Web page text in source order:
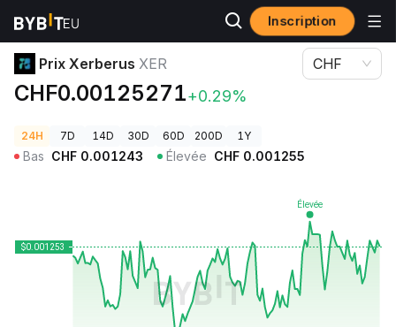
Inscription
Prix des cryptos
Prix Xerberus XER
CHF0.00125271+0.29%
CHF
24H 7D 14D 30D 60D 200D 1Y
Bas CHF 0.001243 Élevée CHF 0.001255